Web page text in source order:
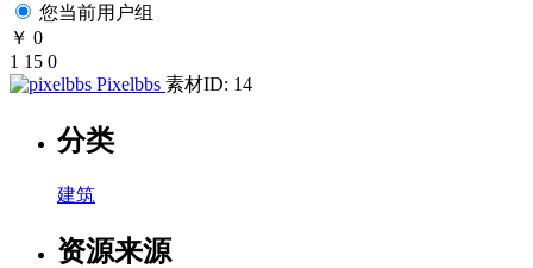
您当前用户组
￥ 0
1 15 0
Pixelbbs 素材ID: 14
分类
建筑
资源来源